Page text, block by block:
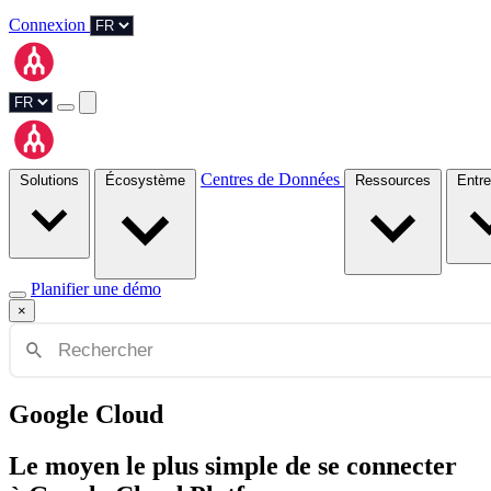
Connexion
Centres de Données
Planifier une démo
×
Google Cloud
Le moyen le plus simple de se connecter